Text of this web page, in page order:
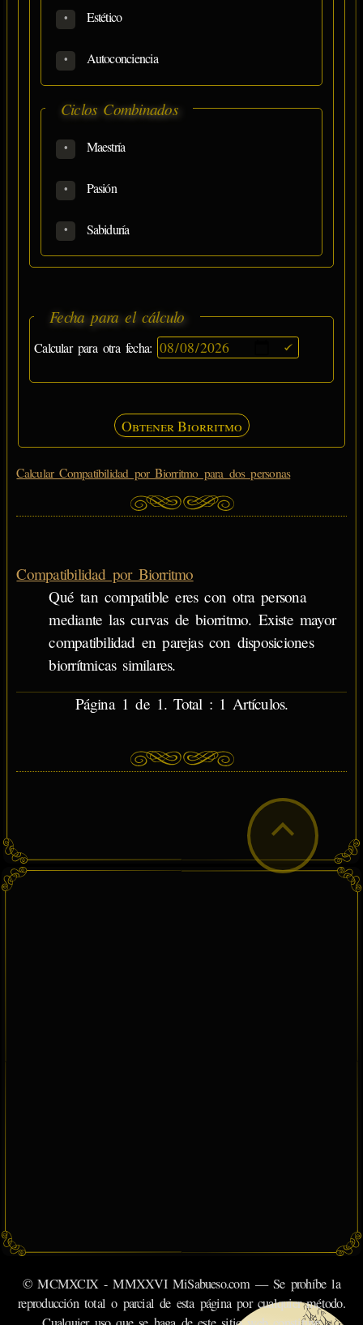
Estético
Autoconciencia
Ciclos Combinados
Maestría
Pasión
Sabiduría
Fecha para el cálculo
Calcular para otra fecha:
Obtener Biorritmo
Calcular Compatibilidad por Biorritmo para dos personas
Compatibilidad por Biorritmo
Qué tan compatible eres con otra persona
mediante las curvas de biorritmo. Existe mayor
compatibilidad en parejas con disposiciones
biorrítmicas similares.
Página 1 de 1. Total : 1 Artículos.
© MCMXCIX - MMXXVI MiSabueso.com — Se prohíbe la
reproducción total o parcial de esta página por cualquier método.